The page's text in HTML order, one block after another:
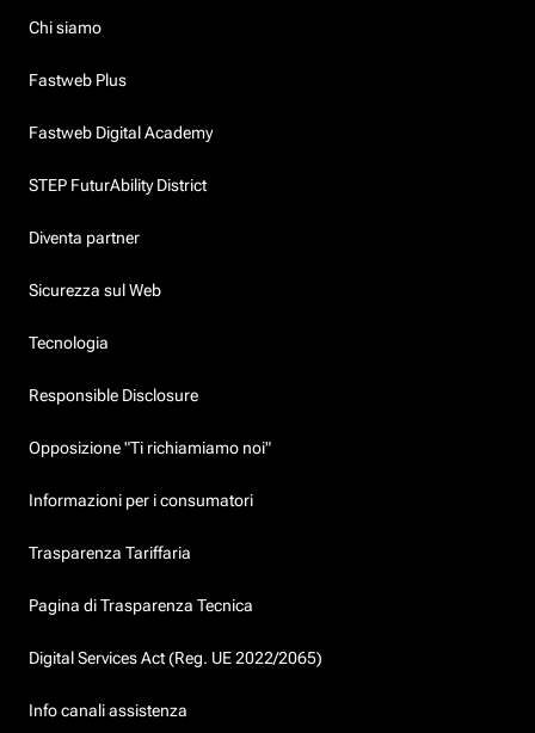
Chi siamo
Fastweb Plus
Fastweb Digital Academy
STEP FuturAbility District
Diventa partner
Sicurezza sul Web
Tecnologia
Responsible Disclosure
Opposizione "Ti richiamiamo noi"
Informazioni per i consumatori
Trasparenza Tariffaria
Pagina di Trasparenza Tecnica
Digital Services Act (Reg. UE 2022/2065)
Info canali assistenza